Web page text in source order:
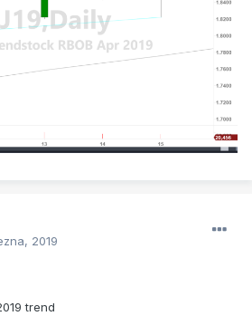
2019
trend